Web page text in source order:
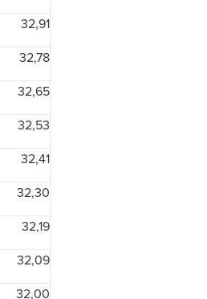
32,91
32,78
32,65
32,53
32,41
32,30
32,19
32,09
32,00